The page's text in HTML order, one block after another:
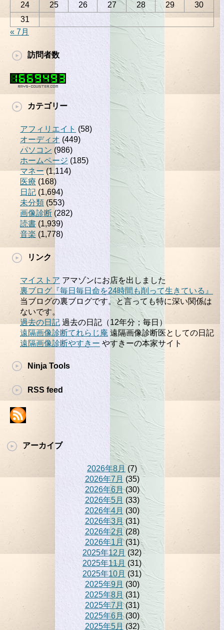
24
25 26 27 28 29
30
31
« 7月
訪問者数
カテゴリー
アフィリエイト (58)
オーディオ (449)
パソコン (986)
ホームページ (185)
マネー (1,114)
医療 (168)
日記 (1,694)
未分類 (553)
画像診断 (282)
読書 (1,939)
音楽 (1,778)
リンク
マイストア アマゾンにお店を出しました
裏ブログ『毎日毎日命を24時間も削って生きている』
当ブログの裏ブログです。と言っても特に深い関係は
ないです。
過去の日記 過去の日記（12年分；毎日）
遠隔画像診断てれらじ庵 遠隔画像診断医としての日記
遠隔画像診断やすきー やすきーの本家サイト
Ninja Tools
RSS feed
アーカイブ
2026年8月 (7)
2026年7月(35)
2026年6月(30)
2026年5月 (33)
2026年4月 (30)
2026年3月(31)
2026年2月(28)
2026年1月(31)
2025年12月 (32)
2025年11月 (31)
2025年10月 (31)
2025年9月 (30)
2025年8月 (31)
2025年7月(31)
2025年6月(30)
2025年5月 (32)